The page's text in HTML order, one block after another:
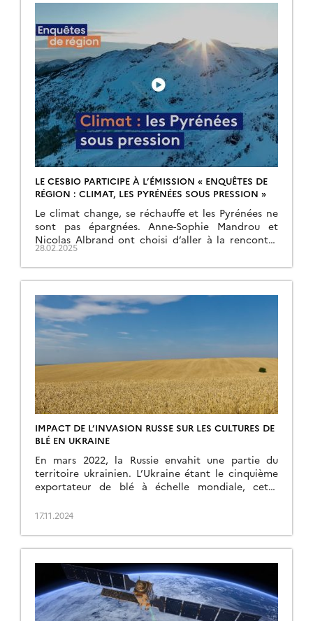
LE CESBIO PARTICIPE À L’ÉMISSION « ENQUÊTES DE
RÉGION : CLIMAT, LES PYRÉNÉES SOUS PRESSION »
Le climat change, se réchauffe et les Pyrénées ne
sont pas épargnées. Anne-Sophie Mandrou et
Nicolas Albrand ont choisi d’aller à la rencontre
des observateurs du climat dans le massif
pyrénéen. Ils sont agriculteurs, climatologues,
photographes, professionnels du ski ou forestiers.
Ils sont aux premières loges pour constater que le
climat évolue rapidement. Ce magazine […]
28.02.2025
IMPACT DE L’INVASION RUSSE SUR LES CULTURES DE
BLÉ EN UKRAINE
En mars 2022, la Russie envahit une partie du
territoire ukrainien. L’Ukraine étant le cinquième
exportateur de blé à échelle mondiale, cette
alimentaire mondiale rampante. Cependant, les
chaîne d’approvisionnement, depuis la parcelle
agricole jusqu’au terminal portuaire, sont
complexes […]
17.11.2024